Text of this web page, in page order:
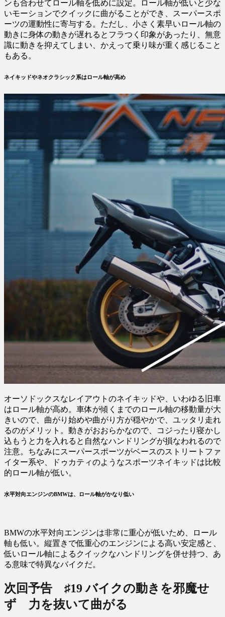
ンも合わせてロール軸を低めに設定。ロール軸が低いと少な
いモーションでクイックに曲がることができ、スーパースポ
ーツの運動性に寄与する。ただし、小さく素早いロール軸の
動きに身体の動きが遅れるとフラつく印象があったり、無意
識に動きを抑えてしまい、かえって乗り味が重く感じること
もある。
ネイキッドやネオクラシック系はロール軸が高め
オーソドックスなレイアウトのネイキッドや、いわゆる旧車
はロール軸が高め。車体が傾くまでのロール軸の移動量が大
きいので、曲がり始めや曲がり方が穏やかで、ユッタリ走れ
るのがメリット。動きがおおらかなので、コジったり寝かし
込もうと力を入れると自然なハンドリングが損なわれるので
注意。ちなみにスーパースポーツがベースのストリートファ
イター系や、ドゥカティのようなスポーツネイキッドは比較
的ロール軸が低い。
水平対向エンジンのBMWは、ロール軸がかなり低い
BMWの水平対向エンジンは非常に重心が低いため、ロール
軸も低い。縦置きで低重心のエンジンによる高い安定感と、
低いロール軸によるクイックなハンドリングを併せ持つ、あ
る意味で特異なバイクだ。
次回予告 ♯19 バイクの動きを邪魔せ
ず 力を抜いて曲がる